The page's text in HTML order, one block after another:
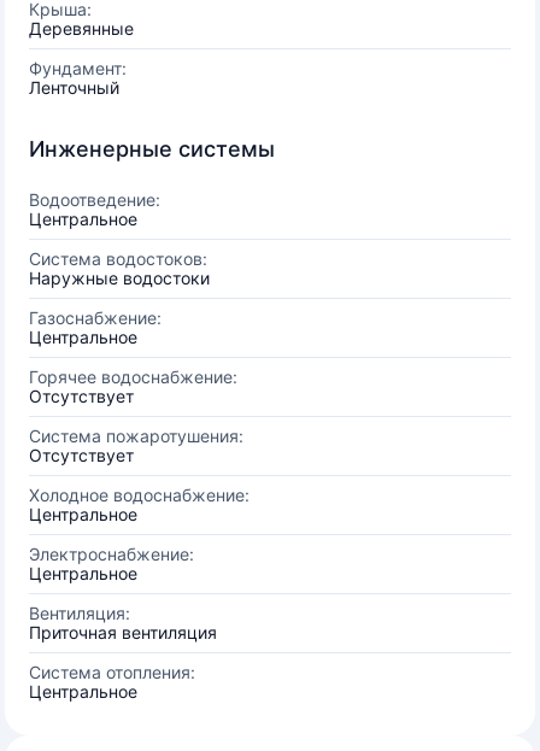
Крыша:
Деревянные
Фундамент:
Ленточный
Инженерные системы
Водоотведение:
Центральное
Система водостоков:
Наружные водостоки
Газоснабжение:
Центральное
Горячее водоснабжение:
Отсутствует
Система пожаротушения:
Отсутствует
Холодное водоснабжение:
Центральное
Электроснабжение:
Центральное
Вентиляция:
Приточная вентиляция
Система отопления:
Центральное